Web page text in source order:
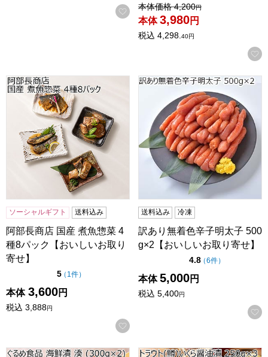
お気に入りに登録する
値引き前の価格：
本体価格 4,200円
本体 3,980円
税込 4,298. 40円
阿部長商店 国産 煮魚惣菜 4種8パック【おいしいお取り寄せ
ソーシャルギフト 送料込み
阿部長商店 国産 煮魚惣菜 4
種8パック【おいしいお取り
寄せ】
5点（5点満点中）
（ 1件の評価
）
本体 3,600円
税込 3,888円
お気に入りに登録する
訳あり無着色辛子明太子
送料込み 冷凍
訳あり無着色辛子明太子 500
g×2【おいしいお取り寄せ】
4.8点（5点満点中）
（6件の評価
）
本体 5,000円
税込 5,400円
北海道 ぐるめ食品 海鮮漬 湊 (300g×2)【おいしいお取り寄せ
トラウト(鱒)いくら醤油漬